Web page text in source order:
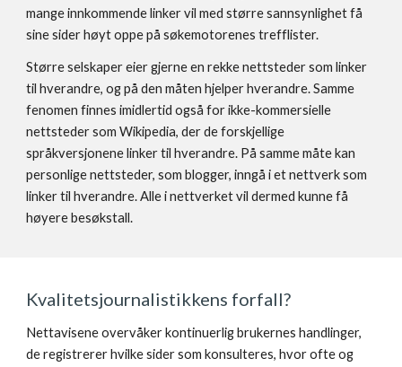
mange innkommende linker vil med større sannsynlighet få
sine sider høyt oppe på søkemotorenes trefflister.
Større selskaper eier gjerne en rekke nettsteder som linker
til hverandre, og på den måten hjelper hverandre. Samme
fenomen finnes imidlertid også for ikke-kommersielle
nettsteder som Wikipedia, der de forskjellige
språkversjonene linker til hverandre. På samme måte kan
personlige nettsteder, som blogger, inngå i et nettverk som
linker til hverandre. Alle i nettverket vil dermed kunne få
høyere besøkstall.
Kvalitetsjournalistikkens forfall?
Nettavisene overvåker kontinuerlig brukernes handlinger,
de registrerer hvilke sider som konsulteres, hvor ofte og